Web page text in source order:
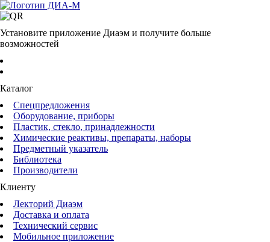
Установите приложение Диаэм и получите больше
возможностей
Каталог
Спецпредложения
Оборудование, приборы
Пластик, стекло, принадлежности
Химические реактивы, препараты, наборы
Предметный указатель
Библиотека
Производители
Клиенту
Лекторий Диаэм
Доставка и оплата
Технический сервис
Мобильное приложение